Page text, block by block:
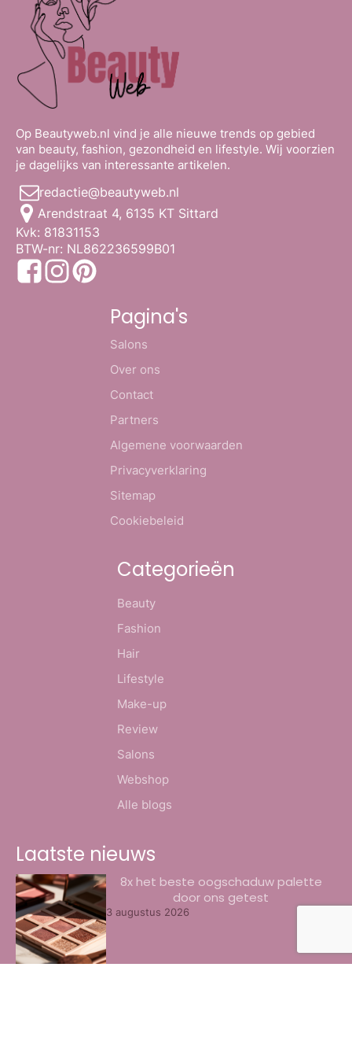
Op Beautyweb.nl vind je alle nieuwe trends op gebied
van beauty, fashion, gezondheid en lifestyle. Wij voorzien
je dagelijks van interessante artikelen.
redactie@beautyweb.nl
Arendstraat 4, 6135 KT Sittard
Kvk: 81831153
BTW-nr: NL862236599B01
Pagina's
Salons
Over ons
Contact
Partners
Algemene voorwaarden
Privacyverklaring
Sitemap
Cookiebeleid
Categorieën
Beauty
Fashion
Hair
Lifestyle
Make-up
Review
Salons
Webshop
Alle blogs
Laatste nieuws
8x het beste oogschaduw palette
door ons getest
3 augustus 2026